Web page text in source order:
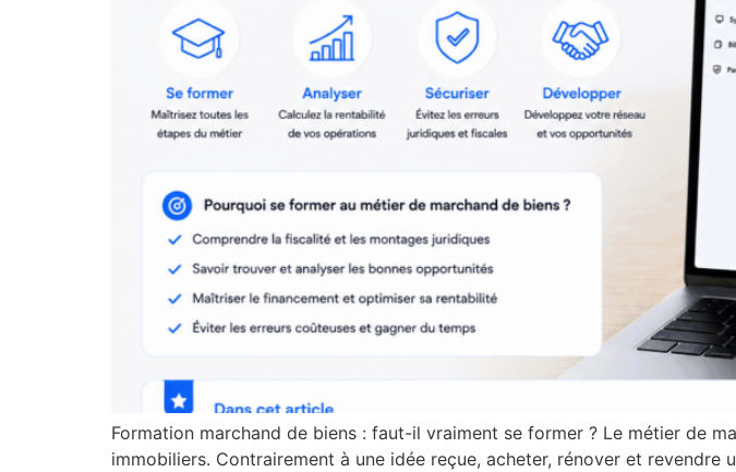
Formation marchand de biens : faut-il vraiment se former ? Le métier de
immobiliers. Contrairement à une idée reçue, acheter, rénover et revendre